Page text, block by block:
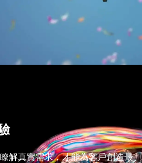
解真實需求，才能為客戶創造最